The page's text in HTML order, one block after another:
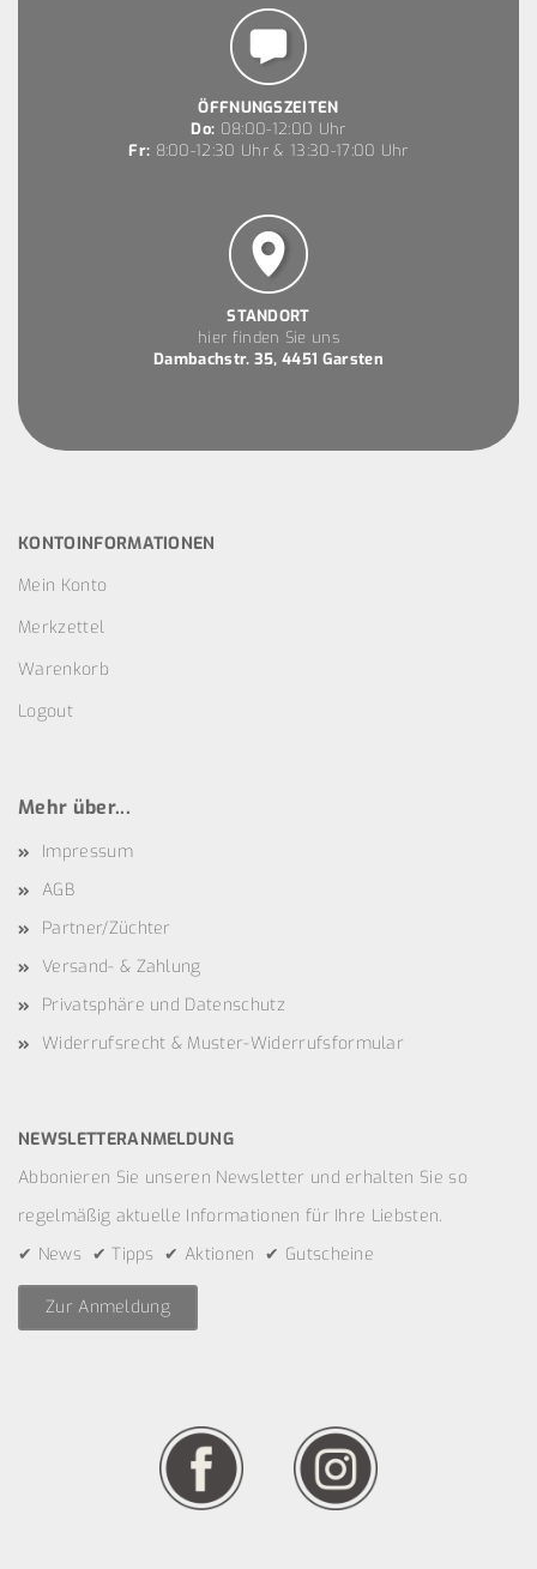
ÖFFNUNGSZEITEN
Do: 08:00-12:00 Uhr
Fr: 8:00-12:30 Uhr & 13:30-17:00 Uhr
STANDORT
hier finden Sie uns
Dambachstr. 35, 4451 Garsten
KONTOINFORMATIONEN
Mein Konto
Merkzettel
Warenkorb
Logout
Mehr über...
Impressum
AGB
Partner/Züchter
Versand- & Zahlung
Privatsphäre und Datenschutz
Widerrufsrecht & Muster-Widerrufsformular
NEWSLETTERANMELDUNG
Abbonieren Sie unseren Newsletter und erhalten Sie so
regelmäßig aktuelle Informationen für Ihre Liebsten.
✔ News ✔ Tipps ✔ Aktionen ✔ Gutscheine
Zur Anmeldung